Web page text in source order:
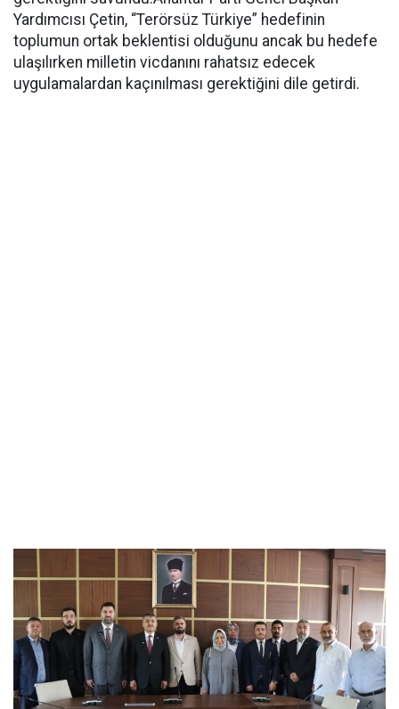
Yardımcısı Çetin, “Terörsüz Türkiye” hedefinin
toplumun ortak beklentisi olduğunu ancak bu hedefe
ulaşılırken milletin vicdanını rahatsız edecek
uygulamalardan kaçınılması gerektiğini dile getirdi.